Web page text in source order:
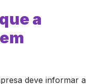
a
deve informar a